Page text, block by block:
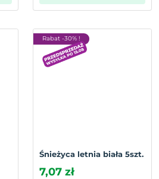
Rabat -30% !
Śnieżyca letnia biała 5szt.
7,07 zł